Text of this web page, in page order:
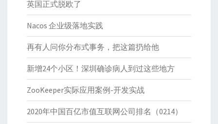
英国正式脱欧了
Nacos 企业级落地实践
再有人问你分布式事务，把这篇扔给他
新增24个小区！深圳确诊病人到过这些地方
ZooKeeper实际应用案例-开发实战
2020年中国百亿市值互联网公司排名（0214）